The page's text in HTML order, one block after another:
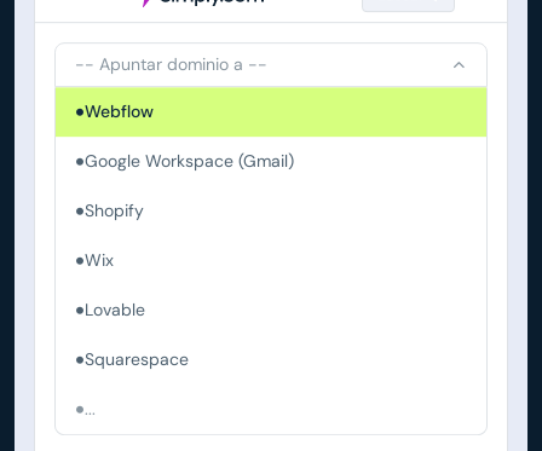
-- Apuntar dominio a --
Webflow
Google Workspace (Gmail)
Shopify
Wix
Lovable
Squarespace
...